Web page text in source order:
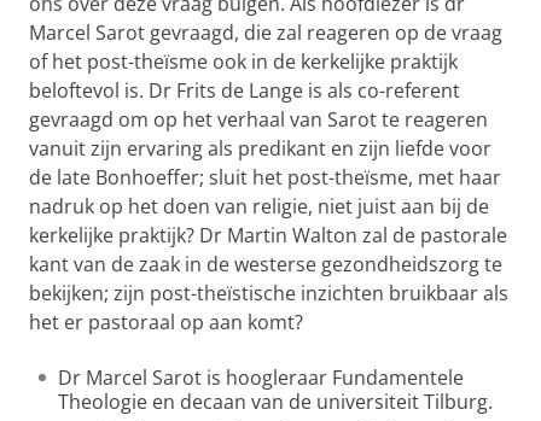
Marcel Sarot gevraagd, die zal reageren op de vraag
of het post-theïsme ook in de kerkelijke praktijk
beloftevol is. Dr Frits de Lange is als co-referent
gevraagd om op het verhaal van Sarot te reageren
vanuit zijn ervaring als predikant en zijn liefde voor
de late Bonhoeffer; sluit het post-theïsme, met haar
nadruk op het doen van religie, niet juist aan bij de
kerkelijke praktijk? Dr Martin Walton zal de pastorale
kant van de zaak in de westerse gezondheidszorg te
bekijken; zijn post-theïstische inzichten bruikbaar als
het er pastoraal op aan komt?
Dr Marcel Sarot is hoogleraar Fundamentele
Theologie en decaan van de universiteit Tilburg.